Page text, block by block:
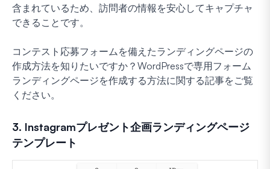
含まれているため、訪問者の情報を安心してキャプチャ
できることです。
コンテスト応募フォームを備えたランディングページの
作成方法を知りたいですか？WordPressで専用フォーム
ランディングページを作成する方法に関する記事をご覧
ください。
3. Instagramプレゼント企画ランディングページ
テンプレート